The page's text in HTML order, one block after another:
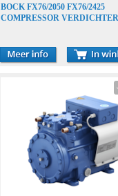
BOCK FX76/2050 FX76/2425
COMPRESSOR VERDICHTER